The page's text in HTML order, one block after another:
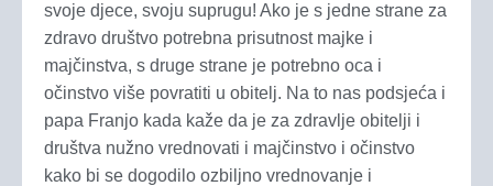
svoje djece, svoju suprugu! Ako je s jedne strane za
zdravo društvo potrebna prisutnost majke i
majčinstva, s druge strane je potrebno oca i
očinstvo više povratiti u obitelj. Na to nas podsjeća i
papa Franjo kada kaže da je za zdravlje obitelji i
društva nužno vrednovati i majčinstvo i očinstvo
kako bi se dogodilo ozbiljno vrednovanje i